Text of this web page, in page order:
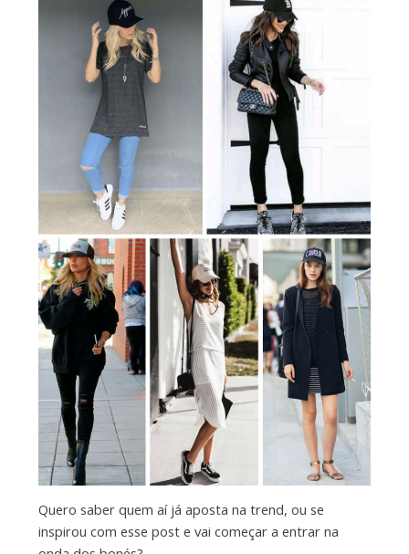
Quero saber quem aí já aposta na trend, ou se
inspirou com esse post e vai começar a entrar na